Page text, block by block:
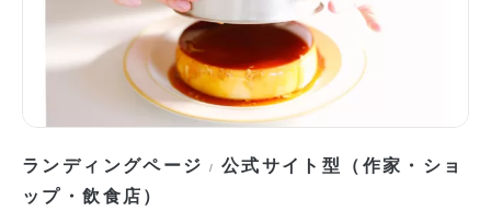
ランディングページ / 公式サイト型（作家・ショ
ップ・飲食店）